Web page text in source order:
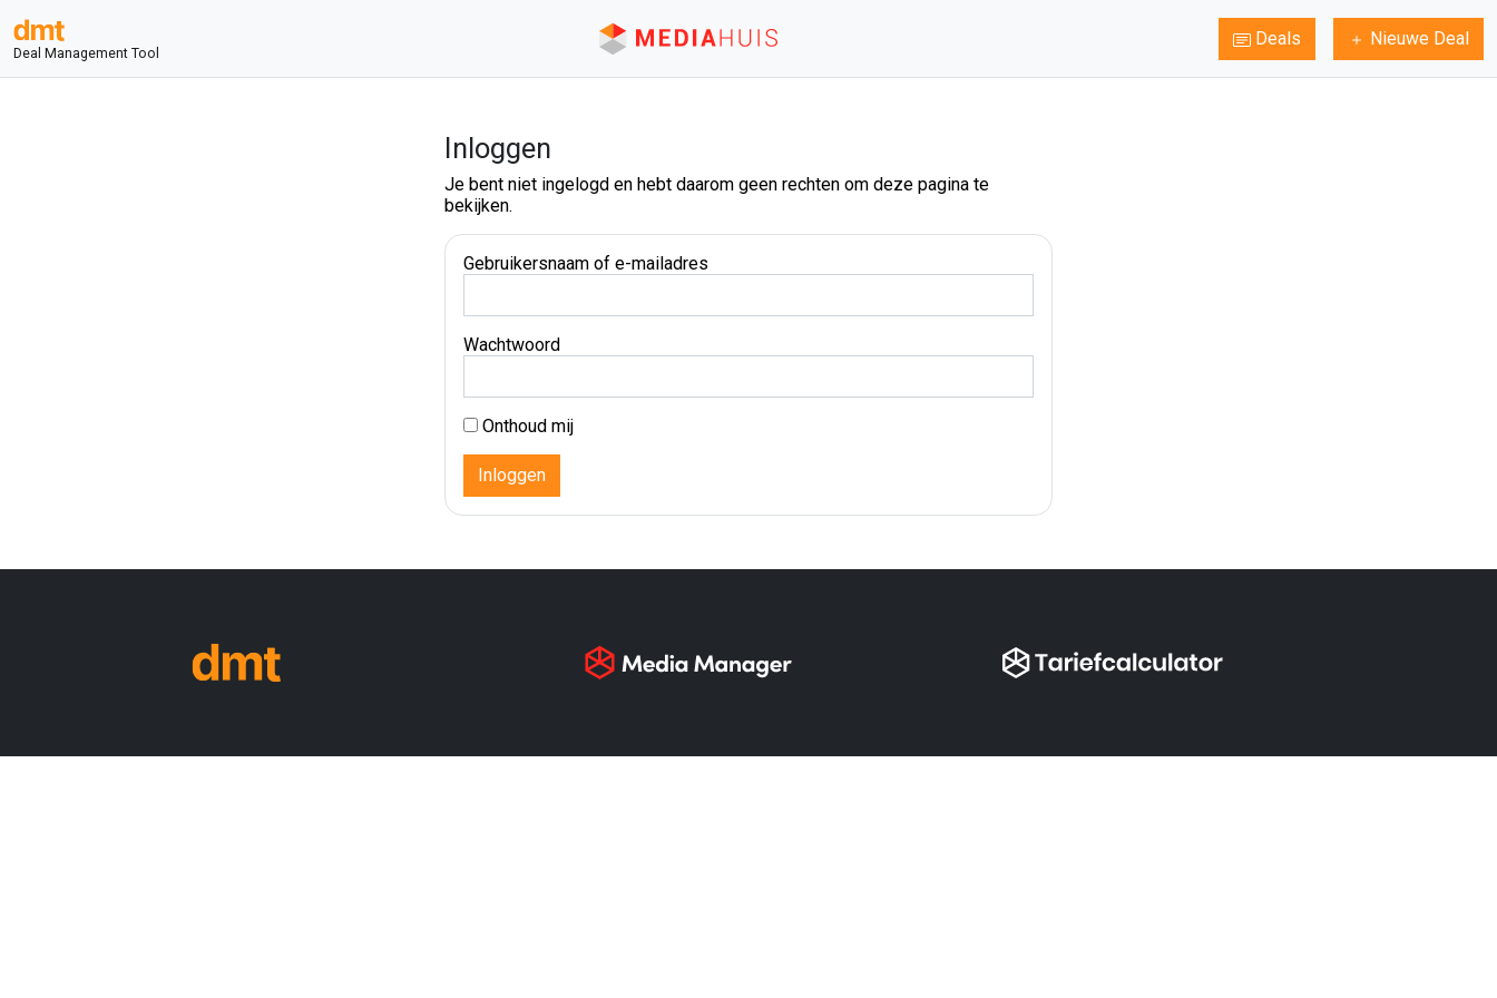
Deal Management Tool
Deals Nieuwe Deal
Inloggen
Je bent niet ingelogd en hebt daarom geen rechten om deze pagina te
bekijken.
Gebruikersnaam of e-mailadres
Wachtwoord
Onthoud mij